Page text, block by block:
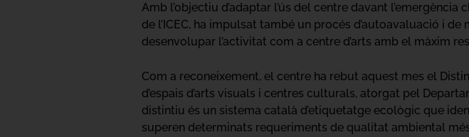
Amb l’objectiu d’adaptar l’ús del centre davant
de l’ICEC, ha impulsat també un procés d’autoavaluació i
desenvolupar l’activitat com a centre d’arts amb el màxim
Com a reconeixement, el centre ha rebut aquest mes el
d’espais d’arts visuals i centres culturals, atorgat pel
distintiu és un sistema català d’etiquetatge ecològic que
superen determinats requeriments de qualitat ambiental